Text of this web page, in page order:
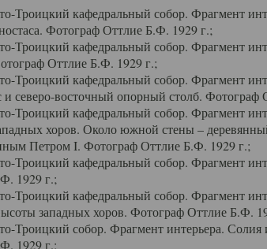
кафедральный собор. Фрагмент
Фотограф Оттлие Б.Ф. 1929 г.;
Троицкий кафедральный собор. Фрагмент
Оттлие Б.Ф. 1929 г.;
Троицкий кафедральный собор. Фрагмент
и северо-восточный опорный столб. Фотограф
кафедральный собор. Фрагмент
хоров. Около южной стены –
Петром I. Фотограф Оттлие Б.Ф. 1929 г.;
Троицкий кафедральный собор. Фрагмент
1929 г.;
Троицкий кафедральный собор. Фрагмент
западных хоров. Фотограф Оттлие Б.Ф.
собор. Фрагмент интерьера. Солия
1929 г.;